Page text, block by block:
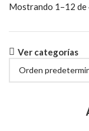
Mostrando 1–12
Ver categorías